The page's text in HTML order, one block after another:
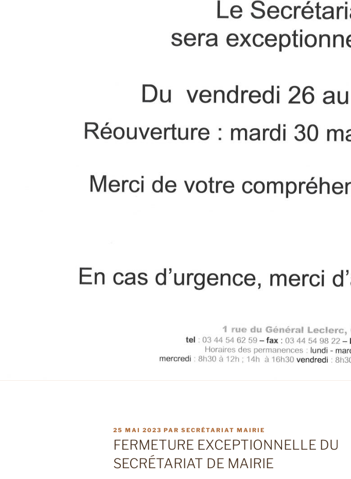
PUBLIÉ
LE
25 MAI 2023 PAR SECRÉTARIAT MAIRIE
FERMETURE EXCEPTIONNELLE DU
SECRÉTARIAT DE MAIRIE